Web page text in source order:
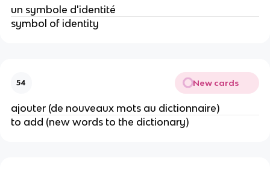
un symbole d'identité
symbol of identity
54 New cards
ajouter (de nouveaux mots au dictionnaire)
to add (new words to the dictionary)